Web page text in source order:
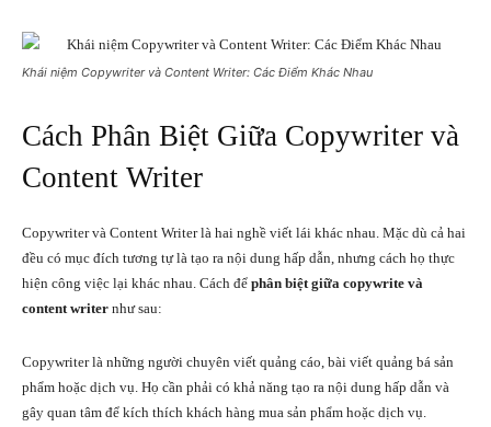
Khái niệm Copywriter và Content Writer: Các Điểm Khác Nhau
Cách Phân Biệt Giữa Copywriter và
Content Writer
Copywriter và Content Writer là hai nghề viết lái khác nhau. Mặc dù cả hai
đều có mục đích tương tự là tạo ra nội dung hấp dẫn, nhưng cách họ thực
hiện công việc lại khác nhau. Cách để phân biệt giữa copywrite và
content writer như sau:
Copywriter là những người chuyên viết quảng cáo, bài viết quảng bá sản
phẩm hoặc dịch vụ. Họ cần phải có khả năng tạo ra nội dung hấp dẫn và
gây quan tâm để kích thích khách hàng mua sản phẩm hoặc dịch vụ.